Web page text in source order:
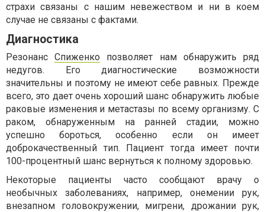
страхи связаны с нашим невежеством и ни в коем
случае не связаны с фактами.
Диагностика
РезонансСпиженко позволяет нам обнаружить ряд
недугов. Его диагностические возможности
значительны и поэтому не имеют себе равных. Прежде
всего, это дает очень хороший шанс обнаружить любые
раковые изменения и метастазы по всему организму. С
раком, обнаруженным на ранней стадии, можно
успешно бороться, особенно если он имеет
доброкачественный тип. Пациент тогда имеет почти
100-процентный шанс вернуться к полному здоровью.
Некоторые пациенты часто сообщают врачу о
необычных заболеваниях, например, онемении рук,
внезапном головокружении, мигрени, дрожании рук,